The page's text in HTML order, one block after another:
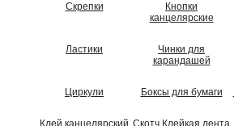
Скрепки
Кнопки
канцелярские
Ластики
Чинки для
карандашей
Циркули Боксы для бумаги